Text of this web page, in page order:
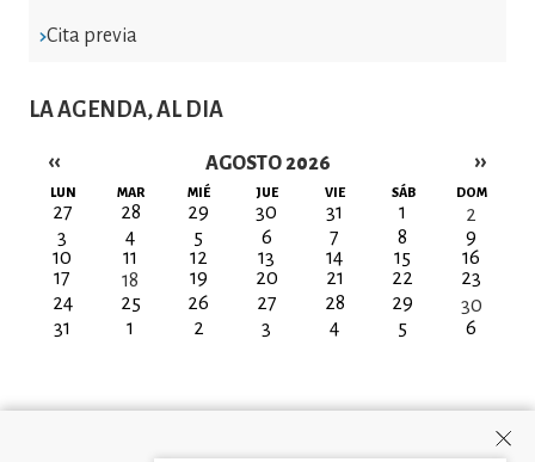
Cita previa
LA AGENDA, AL DIA
AGOSTO 2026
Paginación
‹‹ ››
LUN MAR MIÉ JUE VIE SÁB DOM
27 28 29 30 31 1
2
3
4 5 6 7 8
9
10
11 12 13 14 15
16
17
18 19 20 21 22
23
24
25 26 27 28 29
30
31
1 2 3 4 5 6